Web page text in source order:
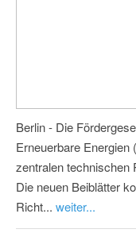
Berlin - Die
Erneuerbare Energien
zentralen technischen
Die neuen Beiblätter
Richt... weiter...